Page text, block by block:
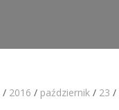
/ 2016 / październik / 23 /